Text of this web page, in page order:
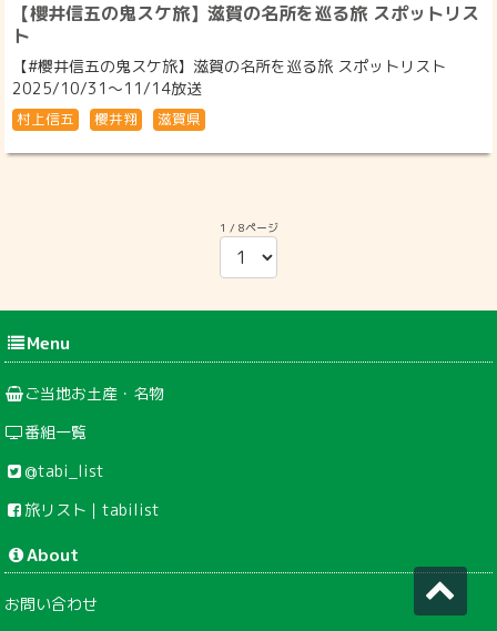
【櫻井信五の鬼スケ旅】滋賀の名所を巡る旅 スポットリス
ト
【#櫻井信五の鬼スケ旅】滋賀の名所を巡る旅 スポットリスト
2025/10/31〜11/14放送
村上信五 櫻井翔 滋賀県
1 / 8ページ
Menu
ご当地お土産・名物
番組一覧
@tabi_list
旅リスト｜tabilist
About
お問い合わせ